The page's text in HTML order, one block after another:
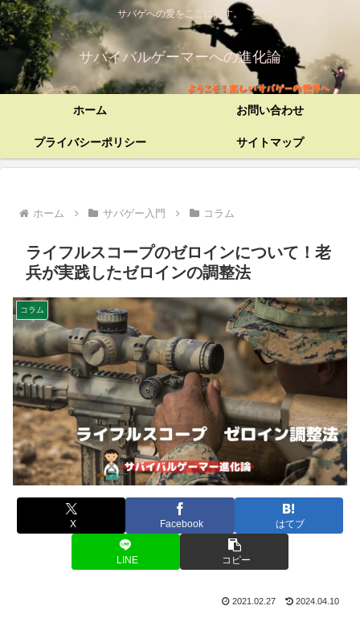
サバゲへの愛をここに記す。
サバイバルゲーマーへの進化論
ホーム お問い合わせ
プライバシーポリシー サイトマップ
ホーム サバゲー入門 コラム
ライフルスコープのゼロインについて！老
兵が実践したゼロインの調整法
コラム
X Facebook はてブ
LINE コピー
2021.02.27 2024.04.10